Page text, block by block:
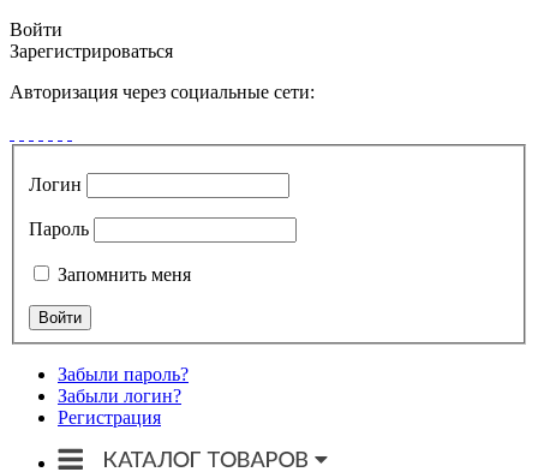
Войти
Зарегистрироваться
Авторизация через социальные сети:
Логин
Пароль
Запомнить меня
Забыли пароль?
Забыли логин?
Регистрация